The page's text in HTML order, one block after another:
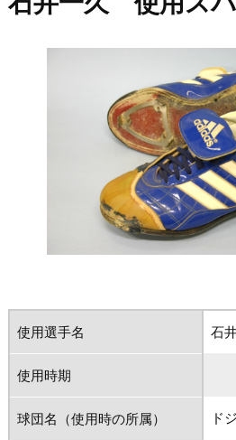
使用選手名 石
使用時期
球団名（使用時の所属） ド